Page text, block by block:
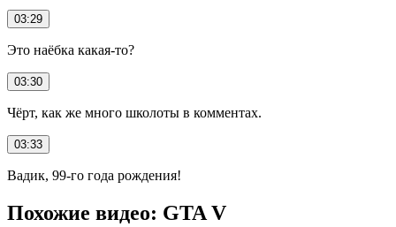
03:29
Это наёбка какая-то?
03:30
Чёрт, как же много школоты в комментах.
03:33
Вадик, 99-го года рождения!
Похожие видео: GTA V